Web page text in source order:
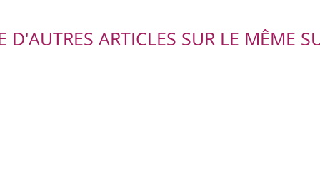
D'AUTRES ARTICLES SUR LE MÊME